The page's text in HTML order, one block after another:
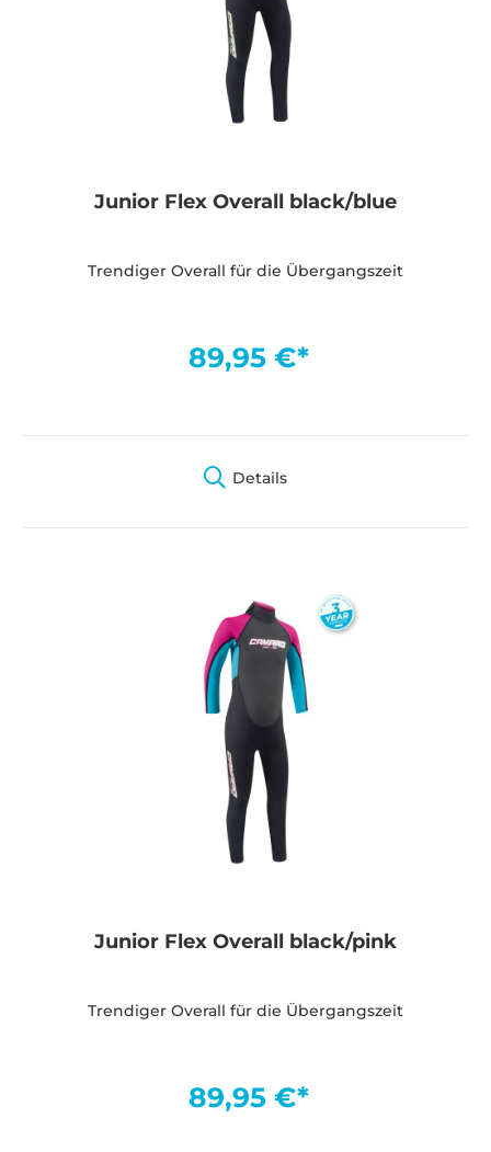
Junior Flex Overall black/blue
Trendiger Overall für die Übergangszeit
89,95 €*
Details
Junior Flex Overall black/pink
Trendiger Overall für die Übergangszeit
89,95 €*